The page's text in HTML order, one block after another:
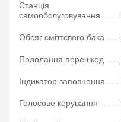
Станція
самообслуговування
Обсяг сміттєвого бака
Подолання перешкод
Індикатор заповнення
Голосове керування